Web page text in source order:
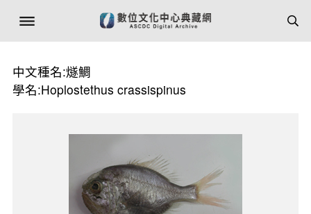
中文種名:燧鯛
學名:Hoplostethus crassispinus